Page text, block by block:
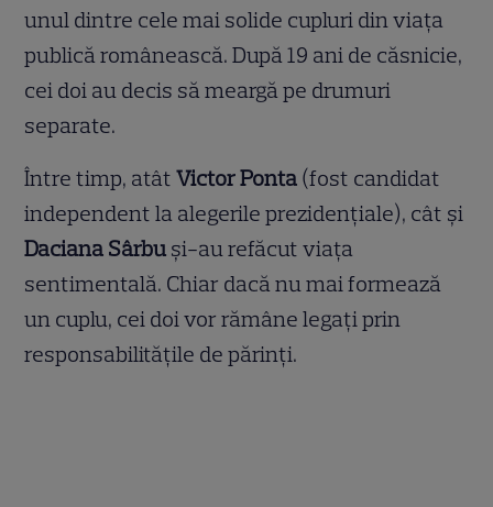
unul dintre cele mai solide cupluri din viața
publică românească. După 19 ani de căsnicie,
cei doi au decis să meargă pe drumuri
separate.
Între timp, atâtVictor Ponta (fost candidat
independent la alegerile prezidențiale), cât și
Daciana Sârbu și-au refăcut viața
sentimentală. Chiar dacă nu mai formează
un cuplu, cei doi vor rămâne legați prin
responsabilitățile de părinți.